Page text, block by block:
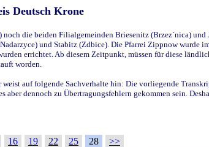
Deutsch Krone
die beiden Filialgemeinden Briesenitz (Brzez`nica)
und Stabitz (Zdbice). Die Pfarrei Zippnow
errichtet. Ab diesem Zeitpunkt, müssen für diese
worden.
weist auf folgende Sachverhalte hin: Die vorliegende
dennoch zu Übertragungsfehlern gekommen sein.
16 19 22 25 28
>>